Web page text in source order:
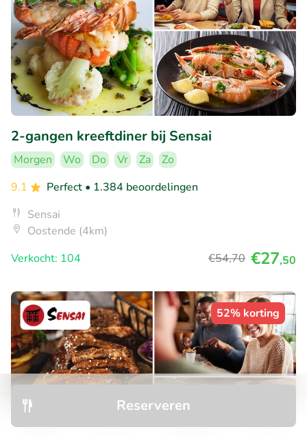
Reserveren
2-gangen kreeftdiner bij Sensai
Morgen Wo Do Vr Za
Zo
9.1
Perfect • 1.384 beoordelingen
Sensai
Oostende (4km)
Verkocht: 104
€54,70 €27,50
52% korting